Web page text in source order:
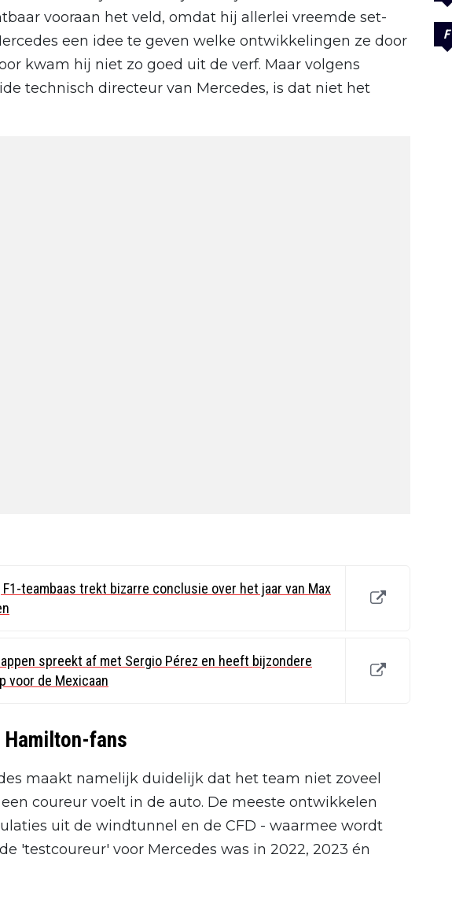
vooraan het veld, omdat hij allerlei vreemde set-
een idee te geven welke ontwikkelingen ze door
kwam hij niet zo goed uit de verf. Maar volgens
technisch directeur van Mercedes, is dat niet het
teambaas trekt bizarre conclusie over het jaar van Max
spreekt af met Sergio Pérez en heeft bijzondere
voor de Mexicaan
fans
maakt namelijk duidelijk dat het team niet zoveel
coureur voelt in de auto. De meeste ontwikkelen
uit de windtunnel en de CFD - waarmee wordt
'testcoureur' voor Mercedes was in 2022, 2023 én